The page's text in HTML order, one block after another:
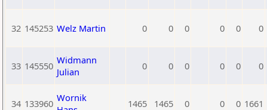
32 145253 Welz Martin 0 0 0 0 0 0
33 145550 Widmann
Julian
0 0 0 0 0 0
34 133960 Wornik
1465 1465 0 0 0 1661